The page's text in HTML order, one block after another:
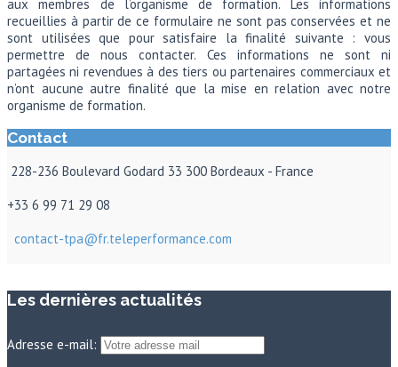
aux membres de l’organisme de formation. Les informations
recueillies à partir de ce formulaire ne sont pas conservées et ne
sont utilisées que pour satisfaire la finalité suivante : vous
permettre de nous contacter. Ces informations ne sont ni
partagées ni revendues à des tiers ou partenaires commerciaux et
n’ont aucune autre finalité que la mise en relation avec notre
organisme de formation.
Contact
228-236 Boulevard Godard 33 300 Bordeaux - France
+33 6 99 71 29 08
contact-tpa@fr.teleperformance.com
Les dernières actualités
Adresse e-mail: